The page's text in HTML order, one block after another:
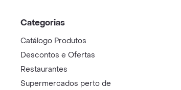
Categorias
Catálogo Produtos
Descontos e Ofertas
Restaurantes
Supermercados perto de